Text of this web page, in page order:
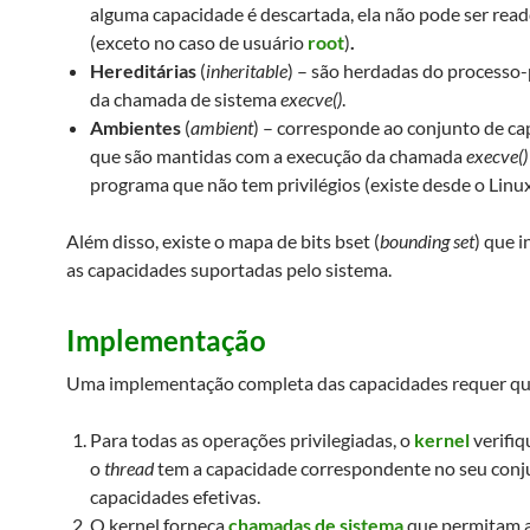
alguma capacidade é descartada, ela não pode ser
(exceto no caso de usuário root).
Hereditárias (inheritable) – são herdadas do
da chamada de sistemaexecve().
Ambientes (ambient) – corresponde ao conjunto de
que são mantidas com a execução da chamadaexecve()
programa que não tem privilégios (existe desde o
Além disso, existe o mapa de bits bset (bounding set) que
as capacidades suportadas pelo sistema.
Implementação
Uma implementação completa das capacidades requer
Para todas as operações privilegiadas, o kernel
othreadtem a capacidade correspondente no seu
capacidades efetivas.
O kernel forneçachamadas de sistemaque permitam